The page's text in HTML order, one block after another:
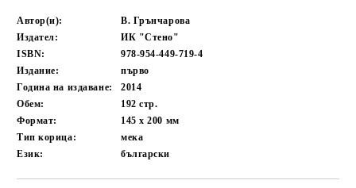
Автор(и):
В. Грънчарова
Издател:
ИК "Стено"
ISBN:
978-954-449-719-4
Издание:
първо
Година на издаване:
2014
Обем:
192стр.
Формат:
145 x 200 мм
Тип корица:
мека
Език:
български